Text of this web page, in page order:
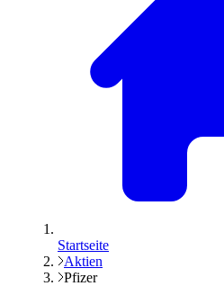
Startseite
Aktien
Pfizer